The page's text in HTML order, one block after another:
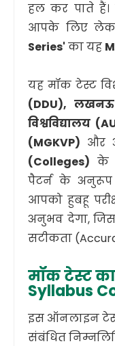
हल कर पाते
आपके लिए
Series' का यह
यह मॉक टेस्ट
(DDU), लखनऊ
विश्वविद्यालय
(MGKVP) और
(Colleges) के
पैटर्न के अनुरूप
आपको हुबहू
अनुभव देगा,
सटीकता
मॉक टेस्ट
Syllabus
इस ऑनलाइन
संबंधित